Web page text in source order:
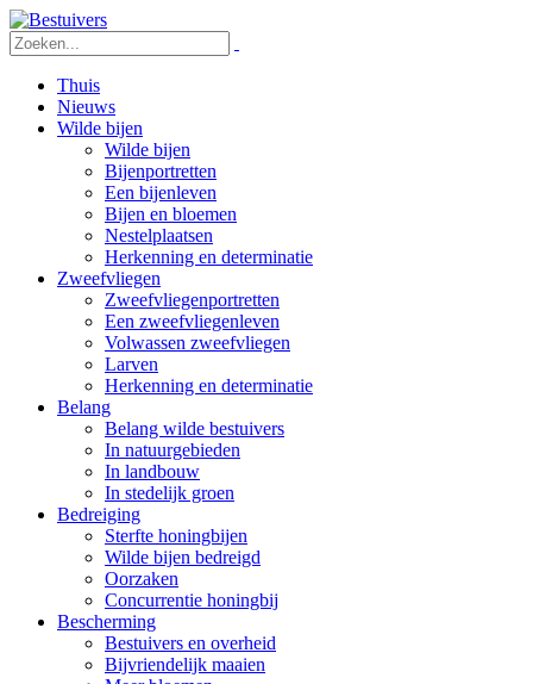
Thuis
Nieuws
Wilde bijen
Wilde bijen
Bijenportretten
Een bijenleven
Bijen en bloemen
Nestelplaatsen
Herkenning en determinatie
Zweefvliegen
Zweefvliegenportretten
Een zweefvliegenleven
Volwassen zweefvliegen
Larven
Herkenning en determinatie
Belang
Belang wilde bestuivers
In natuurgebieden
In landbouw
In stedelijk groen
Bedreiging
Sterfte honingbijen
Wilde bijen bedreigd
Oorzaken
Concurrentie honingbij
Bescherming
Bestuivers en overheid
Bijvriendelijk maaien